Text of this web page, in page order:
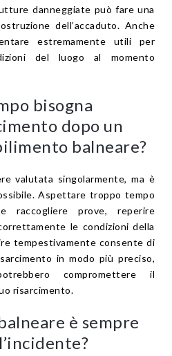
danneggiate può fare una
dell’accaduto. Anche
estremamente utili per
del luogo al momento
bisogna
dopo un
balneare?
valutata singolarmente, ma è
Aspettare troppo tempo
raccogliere prove, reperire
le condizioni della
tempestivamente consente di
in modo più preciso,
compromettere il
risarcimento.
è sempre